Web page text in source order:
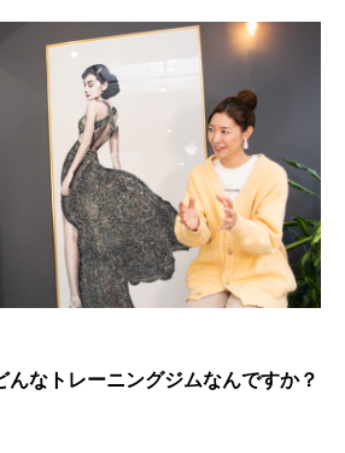
なトレーニングジムなんですか？